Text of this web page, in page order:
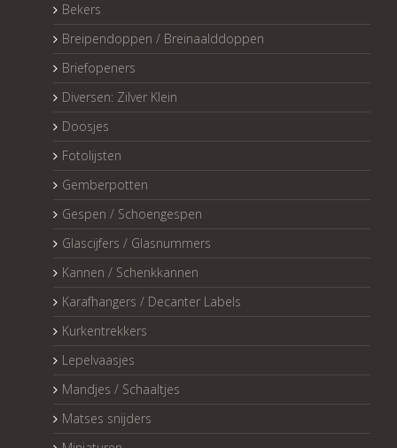
Bekers
Breipendoppen / Breinaalddoppen
Briefopeners
Diversen: Zilver Klein
Doosjes
Fotolijsten
Gemberpotten
Gespen / Schoengespen
Glascijfers / Glasnummers
Kannen / Schenkkannen
Karafhangers / Decanter Labels
Kurkentrekkers
Lepelvaasjes
Mandjes / Schaaltjes
Matses snijders